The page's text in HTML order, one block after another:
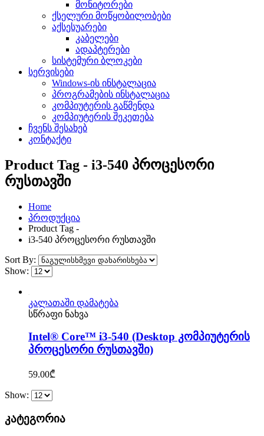
მონიტორები
ქსელური მოწყობილობები
აქსესუარები
კაბელები
ადაპტერები
სისტემური ბლოკები
სერვისები
Windows-ის ინსტალაცია
პროგრამების ინსტალაცია
კომპიუტერის გაწმენდა
კომპიუტერის შეკეთება
ჩვენს შესახებ
კონტაქტი
Product Tag - i3-540 პროცესორი
რუსთავში
Home
პროდუქცია
Product Tag -
i3-540 პროცესორი რუსთავში
Sort By:
Show:
კალათაში დამატება
სწრაფი ნახვა
Intel® Core™ i3-540 (Desktop კომპიუტერის
პროცესორი რუსთავში)
59.00₾
Show:
კატეგორია